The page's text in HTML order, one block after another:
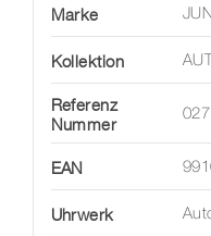
Marke
Kollektion
Referenz
Nummer
EAN
Uhrwerk